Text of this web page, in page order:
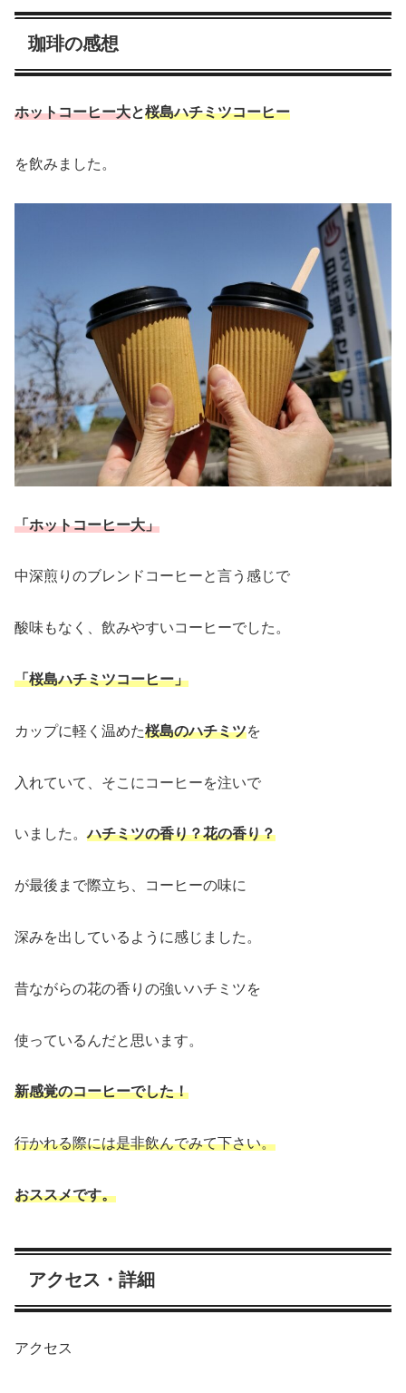
珈琲の感想
ホットコーヒー大と桜島ハチミツコーヒー
を飲みました。
「ホットコーヒー大」
中深煎りのブレンドコーヒーと言う感じで
酸味もなく、飲みやすいコーヒーでした。
「桜島ハチミツコーヒー」
カップに軽く温めた桜島のハチミツを
入れていて、そこにコーヒーを注いで
いました。ハチミツの香り？花の香り？
が最後まで際立ち、コーヒーの味に
深みを出しているように感じました。
昔ながらの花の香りの強いハチミツを
使っているんだと思います。
新感覚のコーヒーでした！
行かれる際には是非飲んでみて下さい。
おススメです。
アクセス・詳細
アクセス